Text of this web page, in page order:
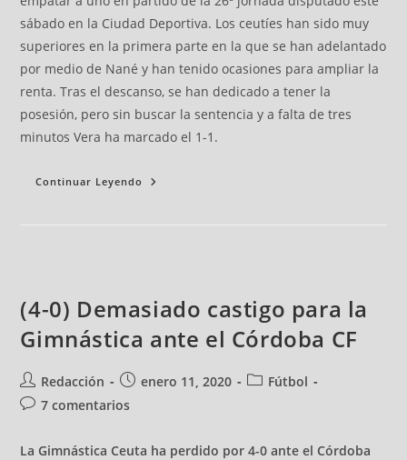
sábado en la Ciudad Deportiva. Los ceutíes han sido muy
superiores en la primera parte en la que se han adelantado
por medio de Nané y han tenido ocasiones para ampliar la
renta. Tras el descanso, se han dedicado a tener la
posesión, pero sin buscar la sentencia y a falta de tres
minutos Vera ha marcado el 1-1.
Continuar Leyendo
(4-0) Demasiado castigo para la
Gimnástica ante el Córdoba CF
Redacción enero 11, 2020
Fútbol
7 comentarios
La Gimnástica Ceuta ha perdido por 4-0 ante el Córdoba